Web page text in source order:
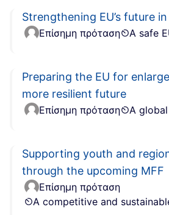
Strengthening EU’s future
Επίσημη πρόταση A safe
Preparing the EU for
more resilient future
Επίσημη πρόταση A global
Supporting youth and
through the upcoming MFF
Επίσημη πρόταση
A competitive and